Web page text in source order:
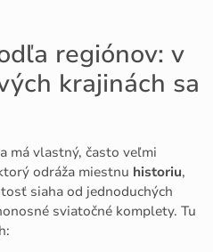
regiónov: v
krajinách sa
má vlastný, často veľmi
odráža miestnu historiu,
siaha od jednoduchých
sviatočné komplety. Tu